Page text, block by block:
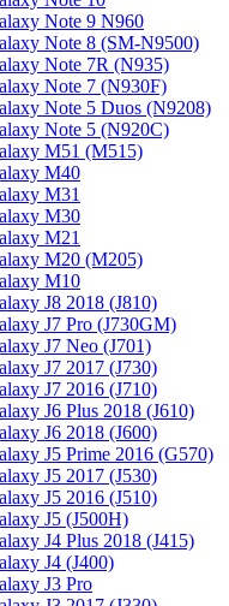
Note 9 N960
Note 8 (SM-N9500)
Note 7R (N935)
Note 7 (N930F)
Note 5 Duos (N9208)
Note 5 (N920C)
M51 (M515)
M40
M31
M30
M21
M20 (M205)
M10
J8 2018 (J810)
J7 Pro (J730GM)
J7 Neo (J701)
J7 2017 (J730)
J7 2016 (J710)
J6 Plus 2018 (J610)
J6 2018 (J600)
J5 Prime 2016 (G570)
J5 2017 (J530)
J5 2016 (J510)
J5 (J500H)
J4 Plus 2018 (J415)
J4 (J400)
J3 Pro